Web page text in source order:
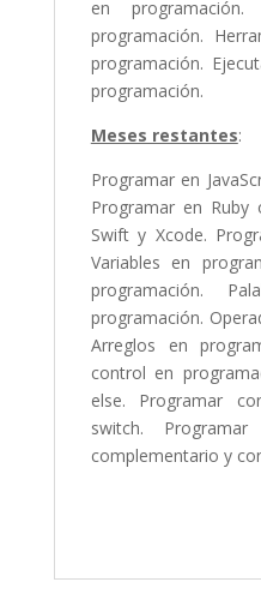
en programación.
programación.
programación.
programación.
Meses restantes:
Programar en
Programar en Ruby
Swift y Xcode.
Variables en
programación.
programación.
Arreglos en
control en
else. Programar
switch.
complementario y